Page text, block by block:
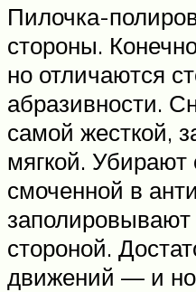
Пилочка-
стороны.
но отличаются
абразивности.
самой жесткой,
мягкой.
смоченной в
заполировывают
стороной.
движений — и